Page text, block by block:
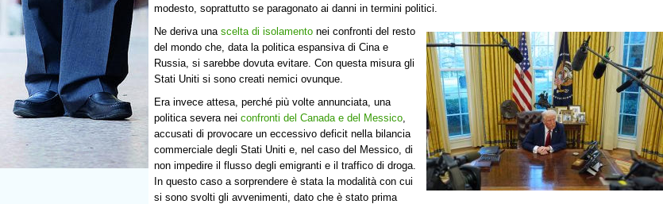
modesto, soprattutto se paragonato ai danni in termini politici.
Ne deriva una scelta di isolamento nei confronti del resto
del mondo che, data la politica espansiva di Cina e
Russia, si sarebbe dovuta evitare. Con questa misura gli
Stati Uniti si sono creati nemici ovunque.
Era invece attesa, perché più volte annunciata, una
politica severa nei confronti del Canada e del Messico
accusati di provocare un eccessivo deficit nella bilancia
commerciale degli Stati Uniti e, nel caso del Messico, di
non impedire il flusso degli emigranti e il traffico di droga.
In questo caso a sorprendere è stata la modalità con cui
si sono svolti gli avvenimenti, dato che è stato prima